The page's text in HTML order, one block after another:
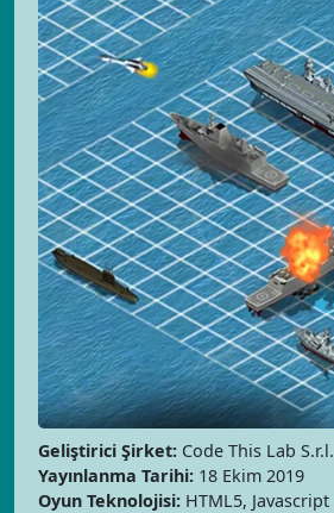
Geliştirici Şirket: Code This Lab S.r.l.
Yayınlanma Tarihi: 18 Ekim 2019
Oyun Teknolojisi: HTML5, Javascript